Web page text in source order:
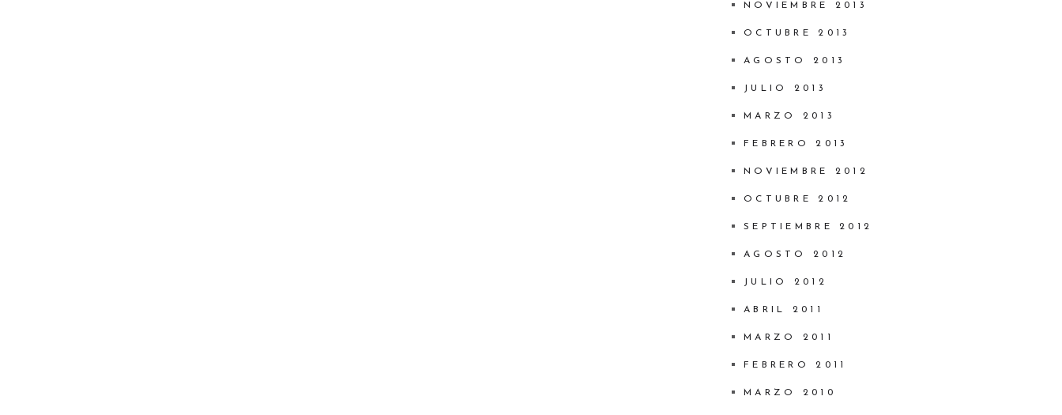
NOVIEMBRE 2013
OCTUBRE 2013
AGOSTO 2013
JULIO 2013
MARZO 2013
FEBRERO 2013
NOVIEMBRE 2012
OCTUBRE 2012
SEPTIEMBRE 2012
AGOSTO 2012
JULIO 2012
ABRIL 2011
MARZO 2011
FEBRERO 2011
MARZO 2010